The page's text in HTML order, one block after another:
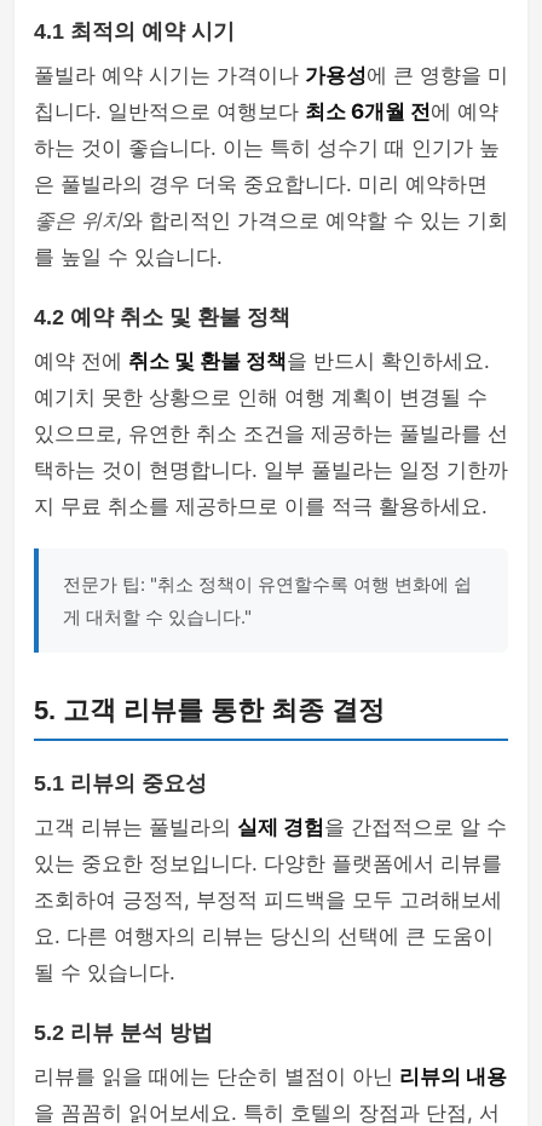
4.1 최적의 예약 시기
풀빌라 예약 시기는 가격이나 가용성에 큰 영향을 미
칩니다. 일반적으로 여행보다 최소 6개월 전에 예약
하는 것이 좋습니다. 이는 특히 성수기 때 인기가 높
은 풀빌라의 경우 더욱 중요합니다. 미리 예약하면
좋은 위치와 합리적인 가격으로 예약할 수 있는 기회
를 높일 수 있습니다.
4.2 예약 취소 및 환불 정책
예약 전에 취소 및 환불 정책을 반드시 확인하세요.
예기치 못한 상황으로 인해 여행 계획이 변경될 수
있으므로, 유연한 취소 조건을 제공하는 풀빌라를 선
택하는 것이 현명합니다. 일부 풀빌라는 일정 기한까
지 무료 취소를 제공하므로 이를 적극 활용하세요.
전문가 팁: "취소 정책이 유연할수록 여행 변화에 쉽
게 대처할 수 있습니다."
5. 고객 리뷰를 통한 최종 결정
5.1 리뷰의 중요성
고객 리뷰는 풀빌라의 실제 경험을 간접적으로 알 수
있는 중요한 정보입니다. 다양한 플랫폼에서 리뷰를
조회하여 긍정적, 부정적 피드백을 모두 고려해보세
요. 다른 여행자의 리뷰는 당신의 선택에 큰 도움이
될 수 있습니다.
5.2 리뷰 분석 방법
리뷰를 읽을 때에는 단순히 별점이 아닌 리뷰의 내용
을 꼼꼼히 읽어보세요. 특히 호텔의 장점과 단점, 서